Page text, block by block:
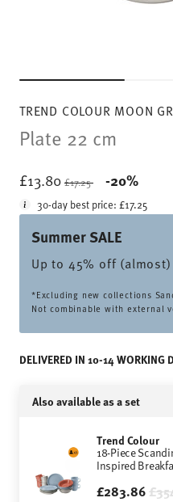
TREND COLOUR MOON
Plate 22 cm
£13.80 Price reduced from
£17.25 -20%
30-day best price:£17.25
Summer SALE
Up to 45% off
*Excluding new collections
Not combinable with external
DELIVERED IN 10-14 WORKING
Also available as a set
Trend Colour
18-Piece
Inspired
£283.86